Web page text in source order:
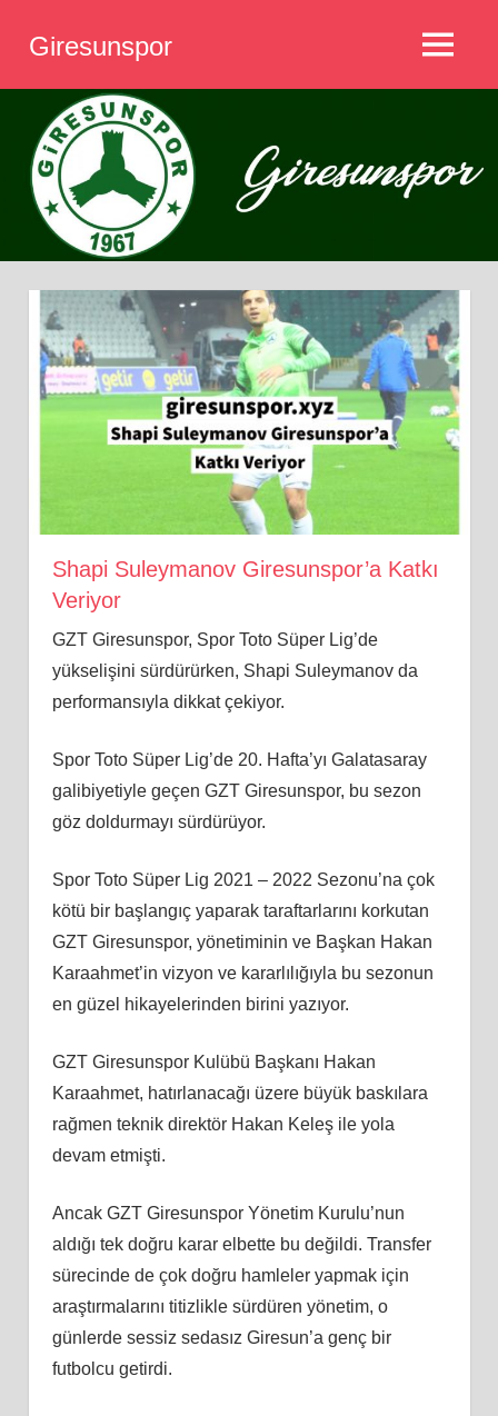
Giresunspor MENÜ
Shapi Suleymanov Giresunspor’a Katkı
Veriyor
GZT Giresunspor, Spor Toto Süper Lig’de
yükselişini sürdürürken, Shapi Suleymanov da
performansıyla dikkat çekiyor.
Spor Toto Süper Lig’de 20. Hafta’yı Galatasaray
galibiyetiyle geçen GZT Giresunspor, bu sezon
göz doldurmayı sürdürüyor.
Spor Toto Süper Lig 2021 – 2022 Sezonu’na çok
kötü bir başlangıç yaparak taraftarlarını korkutan
GZT Giresunspor, yönetiminin ve Başkan Hakan
Karaahmet’in vizyon ve kararlılığıyla bu sezonun
en güzel hikayelerinden birini yazıyor.
GZT Giresunspor Kulübü Başkanı Hakan
Karaahmet, hatırlanacağı üzere büyük baskılara
rağmen teknik direktör Hakan Keleş ile yola
devam etmişti.
Ancak GZT Giresunspor Yönetim Kurulu’nun
aldığı tek doğru karar elbette bu değildi. Transfer
sürecinde de çok doğru hamleler yapmak için
araştırmalarını titizlikle sürdüren yönetim, o
günlerde sessiz sedasız Giresun’a genç bir
futbolcu getirdi.